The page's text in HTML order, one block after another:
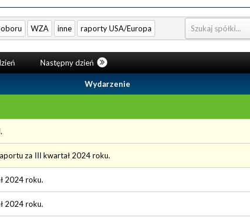
WZA inne raporty USA/Europa
Następny dzień
Wydarzenie
za III kwartał 2024 roku.
2024 roku.
2024 roku.